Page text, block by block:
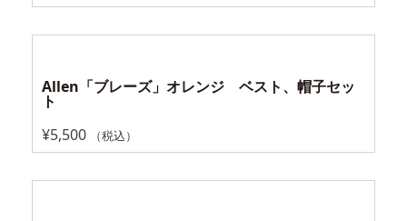
Allen「ブレーズ」オレンジ ベスト、帽子セッ
ト
¥5,500 （税込）